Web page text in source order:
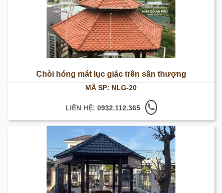
Chòi hóng mát lục giác trên sân thượng
MÃ SP: NLG-20
LIÊN HỆ: 0932.112.365